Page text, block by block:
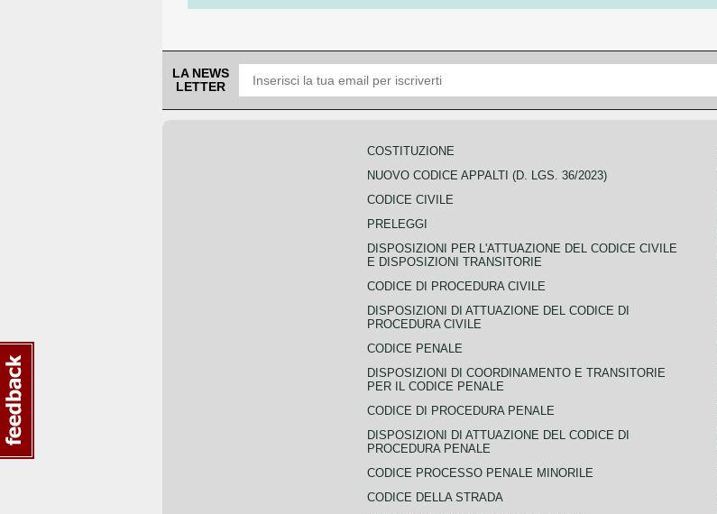
LA NEWS
LETTER
COSTITUZIONE
NUOVO CODICE APPALTI (D. LGS. 36/2023)
CODICE CIVILE
PRELEGGI
DISPOSIZIONI PER L'ATTUAZIONE DEL CODICE CIVILE
E DISPOSIZIONI TRANSITORIE
CODICE DI PROCEDURA CIVILE
DISPOSIZIONI DI ATTUAZIONE DEL CODICE DI
PROCEDURA CIVILE
CODICE PENALE
DISPOSIZIONI DI COORDINAMENTO E TRANSITORIE
PER IL CODICE PENALE
CODICE DI PROCEDURA PENALE
DISPOSIZIONI DI ATTUAZIONE DEL CODICE DI
PROCEDURA PENALE
CODICE PROCESSO PENALE MINORILE
CODICE DELLA STRADA